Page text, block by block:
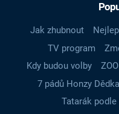
Jak zhubnout
TV program
Kdy budou volby
7 pádů Honzy Dědka
Tatarák